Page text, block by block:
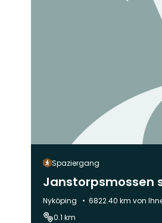
Spaziergang
Janstorpsmossen
Gemeinde:
Nyköping
6822.40 km von
0.1 km